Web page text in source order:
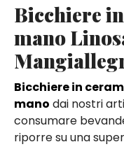
Bicchiere
mano
Bicchiere in
mano dai nostri
consumare
riporre su una